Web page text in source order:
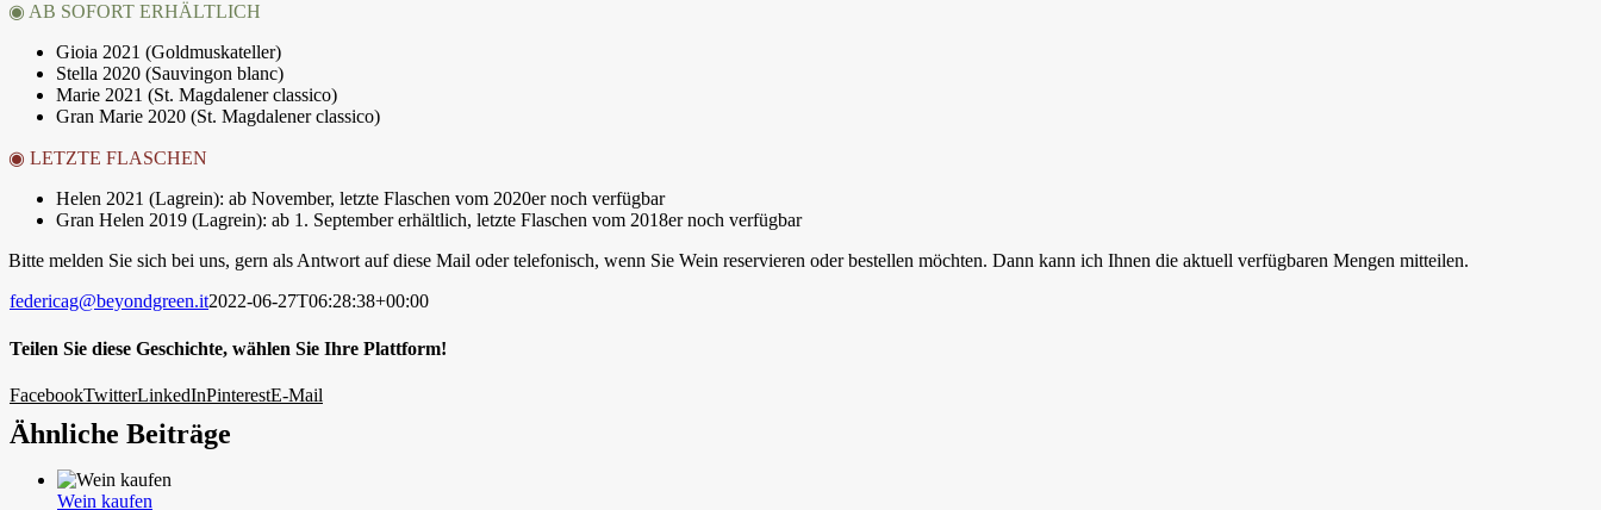
◉ AB SOFORT ERHÄLTLICH
Gioia 2021 (Goldmuskateller)
Stella 2020 (Sauvingon blanc)
Marie 2021 (St. Magdalener classico)
Gran Marie 2020 (St. Magdalener classico)
◉ LETZTE FLASCHEN
Helen 2021 (Lagrein): ab November, letzte Flaschen vom 2020er noch verfügbar
Gran Helen 2019 (Lagrein): ab 1. September erhältlich, letzte Flaschen vom 2018er noch verfügbar
Bitte melden Sie sich bei uns, gern als Antwort auf diese Mail oder telefonisch, wenn Sie Wein reservieren oder bestellen möchten. Dann kann ich Ihnen die aktuell verfügbaren Mengen mitteilen.
federicag@beyondgreen.it2022-06-27T06:28:38+00:00
Teilen Sie diese Geschichte, wählen Sie Ihre Plattform!
FacebookTwitterLinkedInPinterestE-Mail
Ähnliche Beiträge
Wein kaufen